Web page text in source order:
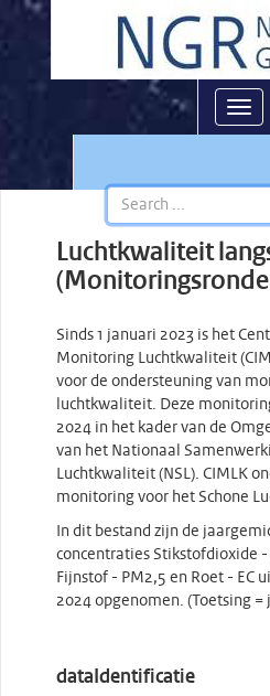
Luchtkwaliteit
(Monitoringsronde
Sinds 1 januari 2023 is het
Monitoring Luchtkwaliteit
voor de ondersteuning van
luchtkwaliteit. Deze
2024 in het kader van de
van het Nationaal
Luchtkwaliteit (NSL). CIMLK
monitoring voor het Schone
In dit bestand zijn de
concentraties Stikstofdioxide -
Fijnstof - PM2,5 en Roet - EC
2024 opgenomen. (Toetsing =
dataIdentificatie